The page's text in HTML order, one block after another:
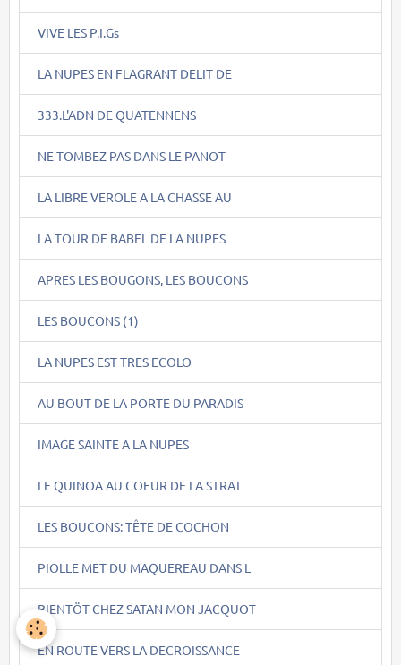
VIVE LES P.I.Gs
LA NUPES EN FLAGRANT DELIT DE
333.L'ADN DE QUATENNENS
NE TOMBEZ PAS DANS LE PANOT
LA LIBRE VEROLE A LA CHASSE AU
LA TOUR DE BABEL DE LA NUPES
APRES LES BOUGONS, LES BOUCONS
LES BOUCONS (1)
LA NUPES EST TRES ECOLO
AU BOUT DE LA PORTE DU PARADIS
IMAGE SAINTE A LA NUPES
LE QUINOA AU COEUR DE LA STRAT
LES BOUCONS: TÊTE DE COCHON
PIOLLE MET DU MAQUEREAU DANS L
BIENTÖT CHEZ SATAN MON JACQUOT
EN ROUTE VERS LA DECROISSANCE